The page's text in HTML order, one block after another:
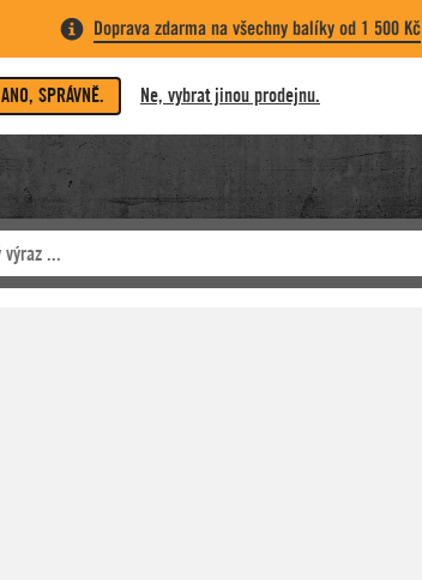
Doprava zdarma na všechny balíky od 1 500 Kč
ANO, SPRÁVNĚ. Ne, vybrat jinou prodejnu.